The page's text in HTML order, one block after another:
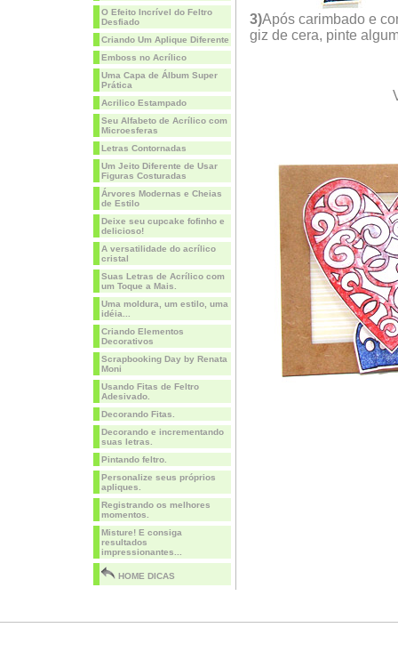
O Efeito Incrível do Feltro
Desfiado
Criando Um Aplique Diferente
Emboss no Acrílico
Uma Capa de Álbum Super
Prática
Acrilico Estampado
Seu Alfabeto de Acrílico com
Microesferas
Letras Contornadas
Um Jeito Diferente de Usar
Figuras Costuradas
Árvores Modernas e Cheias
de Estilo
Deixe seu cupcake fofinho e
delicioso!
A versatilidade do acrílico
cristal
Suas Letras de Acrílico com
um Toque a Mais.
Uma moldura, um estilo, uma
idéia...
Criando Elementos
Decorativos
Scrapbooking Day by Renata
Moni
Usando Fitas de Feltro
Adesivado.
Decorando Fitas.
Decorando e incrementando
suas letras.
Pintando feltro.
Personalize seus próprios
apliques.
Registrando os melhores
momentos.
Misture! E consiga
resultados
impressionantes...
HOME DICAS
3)Após carimbado e
giz de cera, pinte